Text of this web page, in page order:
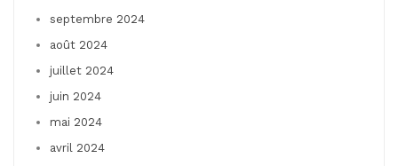
septembre 2024
août 2024
juillet 2024
juin 2024
mai 2024
avril 2024